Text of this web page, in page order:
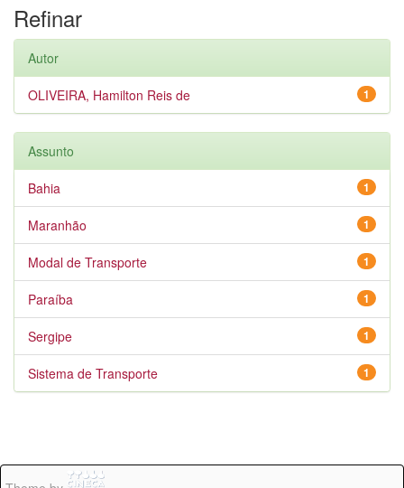
Refinar
Autor
1
OLIVEIRA, Hamilton Reis de
Assunto
1
Bahia
1
Maranhão
1
Modal de Transporte
1
Paraíba
1
Sergipe
1
Sistema de Transporte